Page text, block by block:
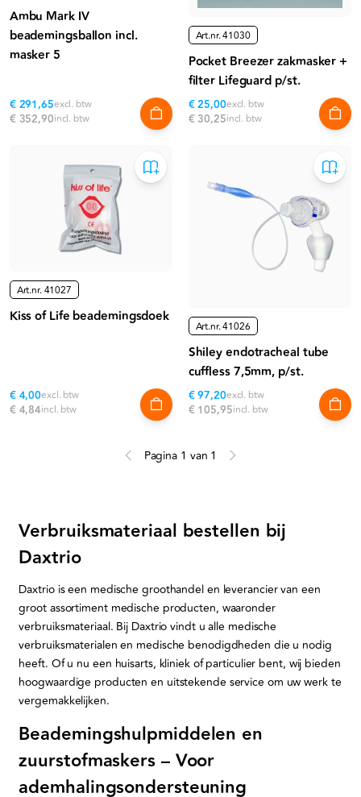
Ambu Mark IV
beademingsballon incl.
masker 5
€ 291,65excl. btw
€ 352,90incl. btw
Art.nr.41030
Pocket Breezer zakmasker +
filter Lifeguard p/st.
€ 25,00excl. btw
€ 30,25incl. btw
Art.nr.41027
Kiss of Life beademingsdoek
€ 4,00excl. btw
€ 4,84incl. btw
Art.nr.41026
Shiley endotracheal tube
cuffless 7,5mm, p/st.
€ 97,20excl. btw
€ 105,95incl. btw
Pagina 1 van 1
Verbruiksmateriaal bestellen bij
Daxtrio
Daxtrio is een medische groothandel en leverancier van een
groot assortiment medische producten, waaronder
verbruiksmateriaal. Bij Daxtrio vindt u alle medische
verbruiksmaterialen en medische benodigdheden die u nodig
heeft. Of u nu een huisarts, kliniek of particulier bent, wij bieden
hoogwaardige producten en uitstekende service om uw werk te
vergemakkelijken.
Beademingshulpmiddelen en
zuurstofmaskers – Voor
ademhalingsondersteuning